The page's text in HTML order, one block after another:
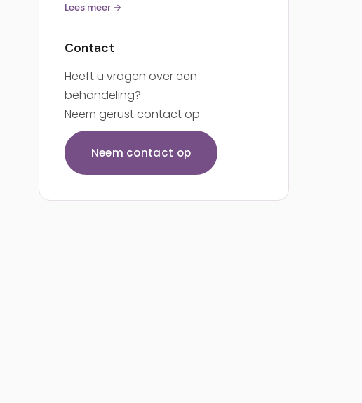
Lees meer →
Contact
Heeft u vragen over een
behandeling?
Neem gerust contact op.
Neem contact op